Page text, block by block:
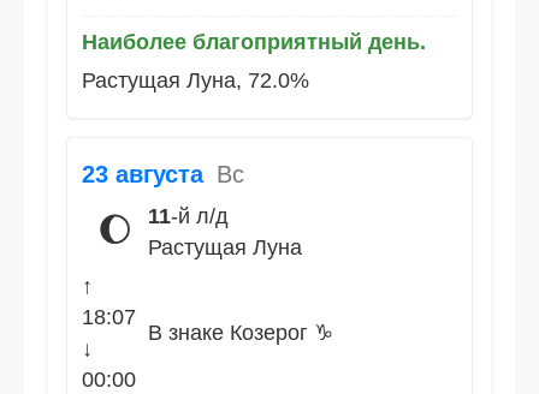
Наиболее благоприятный день.
Растущая Луна, 72.0%
23 августа Вс
🌔 11-й л/д
Растущая Луна
↑
18:07
↓
00:00
В знаке Козерог ♑